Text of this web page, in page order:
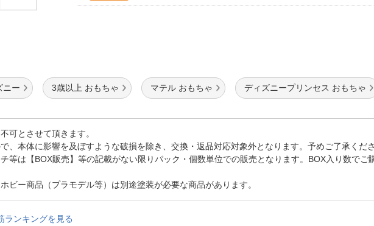
ニー 3歳以上 おもちゃ マテル おもちゃ ディズニープリンセス おもちゃ
可とさせて頂きます。
、本体に影響を及ぼすような破損を除き、交換・返品対応対象外となります。予めご了承くだ
等は【BOX販売】等の記載がない限りパック・個数単位での販売となります。BOX入り数で
ビー商品（プラモデル等）は別途塗装が必要な商品があります。
ランキングを見る